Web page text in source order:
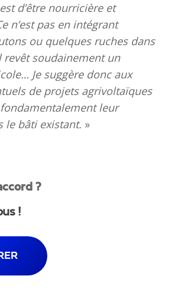
d’être nourricière et
n’est pas en intégrant
ou quelques ruches dans
revêt soudainement un
Je suggère donc aux
de projets agrivoltaïques
leur
le bâti existant. »
?
!